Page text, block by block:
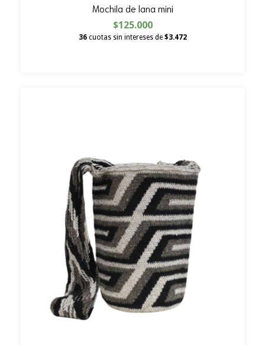
Mochila de lana mini
$125.000
36 cuotas sin intereses de $3.472